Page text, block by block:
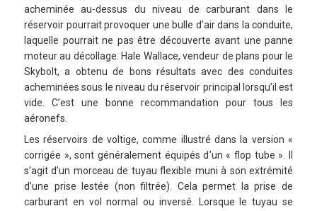
acheminée au-dessus du niveau de carburant dans le
réservoir pourrait provoquer une bulle d’air dans la conduite,
laquelle pourrait ne pas être découverte avant une panne
moteur au décollage. Hale Wallace, vendeur de plans pour le
Skybolt, a obtenu de bons résultats avec des conduites
acheminées sous le niveau du réservoir principal lorsqu’il est
vide. C’est une bonne recommandation pour tous les
aéronefs.
Les réservoirs de voltige, comme illustré dans la version «
corrigée », sont généralement équipés d’un « flop tube ». Il
s’agit d’un morceau de tuyau flexible muni à son extrémité
d’une prise lestée (non filtrée). Cela permet la prise de
carburant en vol normal ou inversé. Lorsque le tuyau se